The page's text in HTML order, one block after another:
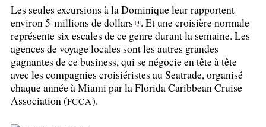
Les seules excursions à la Dominique leur rapportent
environ 5 millions de dollars [3]. Et une croisière normale
représente six escales de ce genre durant la semaine. Les
agences de voyage locales sont les autres grandes
gagnantes de ce business, qui se négocie en tête à tête
avec les compagnies croisiéristes au Seatrade, organisé
chaque année à Miami par la Florida Caribbean Cruise
Association (FCCA).